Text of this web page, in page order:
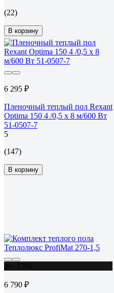
(22)
В корзину
6 295 ₽
Пленочный теплый пол Rexant
Optima 150 4 /0,5 х 8 м/600 Вт
51-0507-7
5
(147)
В корзину
6 790 ₽